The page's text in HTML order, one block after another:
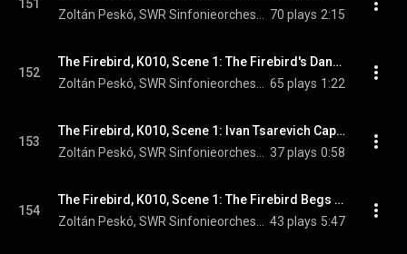
151
70 plays 2:15
152
The Firebird, K010, Scene 1: The Firebird's Dance
65 plays 1:22
153
The Firebird, K010, Scene 1: Ivan Tsarevich Captures the Firebird
37 plays 0:58
154
The Firebird, K010, Scene 1: The Firebird Begs to be Released
43 plays 5:47